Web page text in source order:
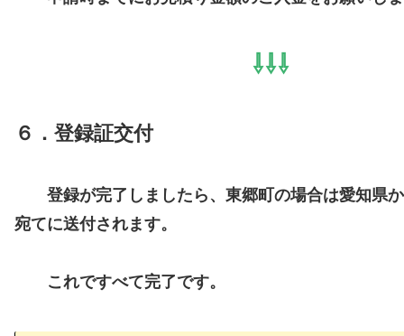
⇩⇩⇩
６．登録証交付
登録が完了しましたら、東郷町の場合は愛知県
宛てに送付されます。
これですべて完了です。